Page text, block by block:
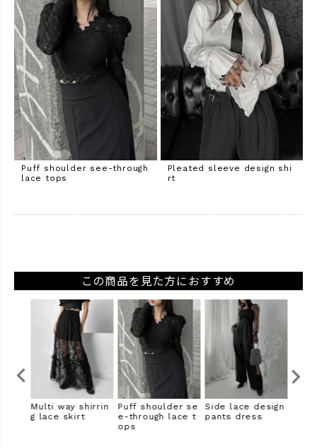
Puff shoulder see-through
lace tops
Pleated sleeve design shi
rt
この商品を見た方におすすめ
Multi way shirrin
g lace skirt
Puff shoulder se
e-through lace t
ops
Side lace design
pants dress